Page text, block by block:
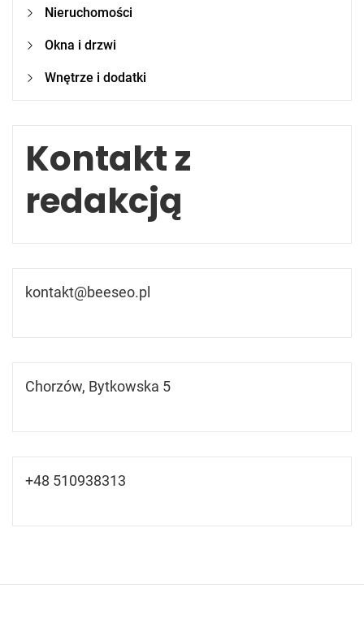
Nieruchomości
Okna i drzwi
Wnętrze i dodatki
Kontakt z
redakcją
kontakt@beeseo.pl
Chorzów, Bytkowska 5
+48 510938313